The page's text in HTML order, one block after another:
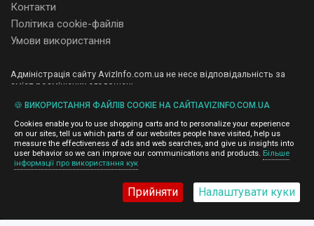
Контакти
Політика cookie-файлів
Умови використання
Адміністрація сайту AvizInfo.com.ua не несе відповідальність за
зміст розміщених оголошень.
і не продаємо особисту інформацію зареєстрованих користувачів
AvizInfo.com.ua третім особам. Ми не відповідаємо за правила
конфіденційності сайтів на які посилається AvizInfo.com.ua. На
деяких сторінках нашого сайту представлена реклама Google
Adsense Advertising Network. Щоб дізнатися детальніше про
правила конфіденційності Google
🍪 ВИКОРИСТАННЯ ФАЙЛІВ COOKIE НА САЙТІAVIZINFO.COM.UA
Cookies enable you to use shopping carts and to personalize your experience
on our sites, tell us which parts of our websites people have visited, help us
measure the effectiveness of ads and web searches, and give us insights into
user behavior so we can improve our communications and products. Більше
інформації про використання кук
Прийняти Налаштувати куки